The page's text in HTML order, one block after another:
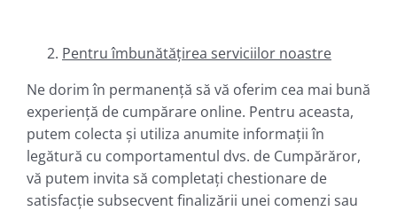
Pentru îmbunătățirea serviciilor noastre
Ne dorim în permanență să vă oferim cea mai bună
experiență de cumpărare online. Pentru aceasta,
putem colecta și utiliza anumite informații în
legătură cu comportamentul dvs. de Cumpărăror,
vă putem invita să completați chestionare de
satisfacție subsecvent finalizării unei comenzi sau